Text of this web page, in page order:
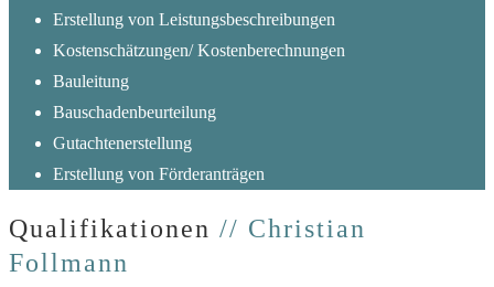
Erstellung von Leistungsbeschreibungen
Kostenschätzungen/ Kostenberechnungen
Bauleitung
Bauschadenbeurteilung
Gutachtenerstellung
Erstellung von Förderanträgen
Qualifikationen // Christian
Follmann